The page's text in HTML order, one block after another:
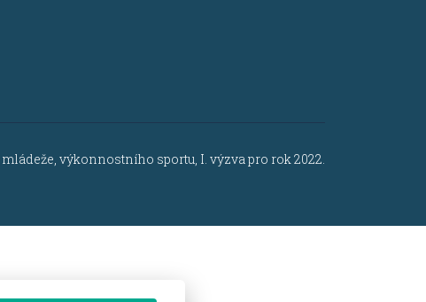
výkonnostního sportu, I. výzva pro rok 2022.